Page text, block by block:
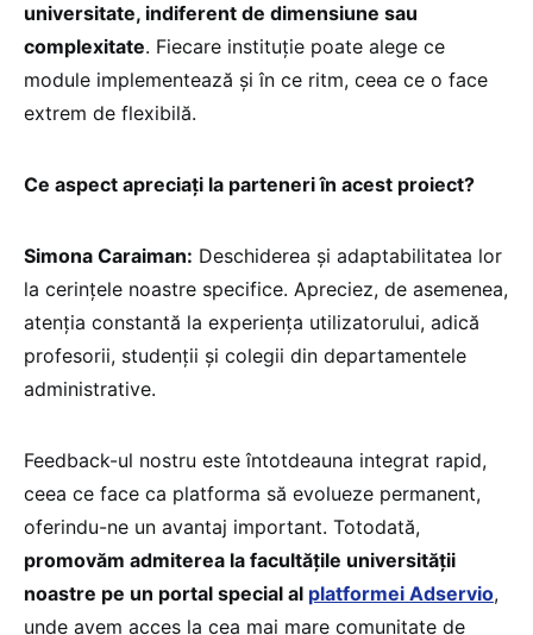
universitate, indiferent de dimensiune sau
complexitate. Fiecare instituție poate alege ce
module implementează și în ce ritm, ceea ce o face
extrem de flexibilă.
Ce aspect apreciați la parteneri în acest proiect?
Simona Caraiman: Deschiderea și adaptabilitatea lor
la cerințele noastre specifice. Apreciez, de asemenea,
atenția constantă la experiența utilizatorului, adică
profesorii, studenții și colegii din departamentele
administrative.
Feedback-ul nostru este întotdeauna integrat rapid,
ceea ce face ca platforma să evolueze permanent,
oferindu-ne un avantaj important. Totodată,
promovăm admiterea la facultățile universității
noastre pe un portal special al platformei Adservio,
unde avem acces la cea mai mare comunitate de